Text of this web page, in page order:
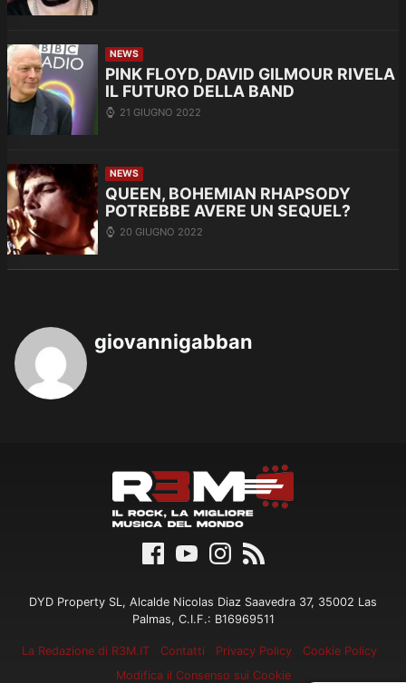
NEWS
PINK FLOYD, DAVID GILMOUR RIVELA
IL FUTURO DELLA BAND
21 GIUGNO 2022
NEWS
QUEEN, BOHEMIAN RHAPSODY
POTREBBE AVERE UN SEQUEL?
20 GIUGNO 2022
giovannigabban
DYD Property SL, Alcalde Nicolas Diaz Saavedra 37, 35002 Las
Palmas, C.I.F.: B16969511
La Redazione di R3M.IT Contatti Privacy Policy
Cookie Policy
Modifica il Consenso sui Cookie